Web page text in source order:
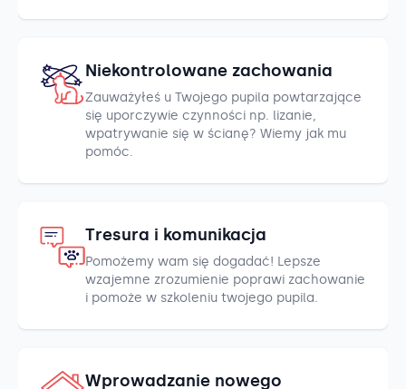
Niekontrolowane zachowania
Zauważyłeś u Twojego pupila powtarzające
się uporczywie czynności np. lizanie,
wpatrywanie się w ścianę? Wiemy jak mu
pomóc.
Tresura i komunikacja
Pomożemy wam się dogadać! Lepsze
wzajemne zrozumienie poprawi zachowanie
i pomoże w szkoleniu twojego pupila.
Wprowadzanie nowego